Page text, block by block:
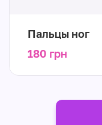
Пальцы ног
180 грн